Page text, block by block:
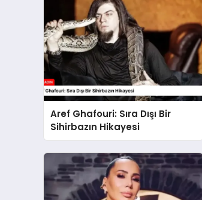
Aref Ghafouri: Sıra Dışı Bir
Sihirbazın Hikayesi